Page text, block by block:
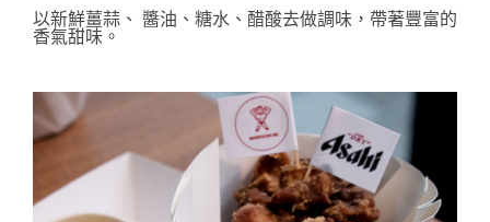
以新鮮薑蒜、 醬油、糖水、醋酸去做調味，帶著豐富的
香氣甜味。